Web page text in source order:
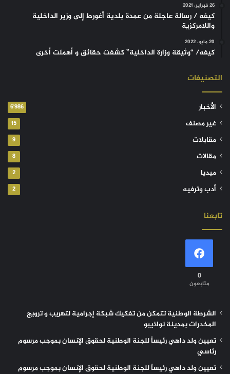
26 فبراير، 2021
كيفه / رسالة عاجلة من عمدة بلدية أغورط إلى وزير الداخلية
واللامركزية
20 مايو، 2022
كيفه/ “وثيقة وزارة الداخلية” كشفت حقائق و أهملت أخرى
التصنيفات
الأخبار 6٬986
غير مصنف 15
مقابلات 9
مقالات 8
ميديا 2
أدب وترفيه 2
تابعنا
0
متابعون
الشرطة الوطنية تتمكن من تفكيك شبكة إجرامية لتهريب و ترويج
المخدرات بمدينة نواذيبو
تعيين ولد داهي رئيساً للجنة الوطنية لحقوق الإنسان بموجب مرسوم
رئاسي
تعيين ولد داهي رئيساً للجنة الوطنية لحقوق الإنسان بموجب مرسوم